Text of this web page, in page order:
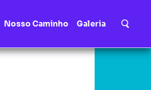
Nosso Caminho Galeria